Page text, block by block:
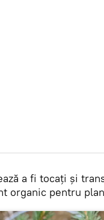
a fi tocați și
organic pentru